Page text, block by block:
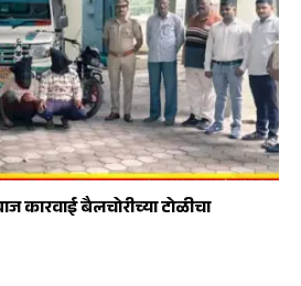
कारवाई बैलचोरीच्या टोळीचा